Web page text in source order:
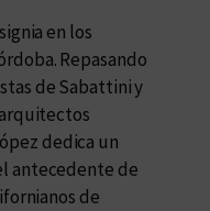
en los
Repasando
de Sabattini y
dedica un
antecedente de
de